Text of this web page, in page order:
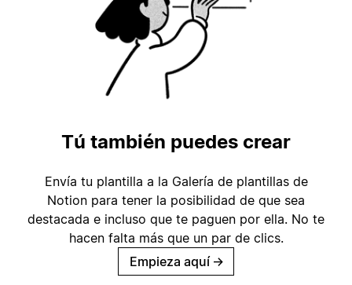
Tú también puedes crear
Envía tu plantilla a la Galería de plantillas de
Notion para tener la posibilidad de que sea
destacada e incluso que te paguen por ella. No te
hacen falta más que un par de clics.
Empieza aquí →